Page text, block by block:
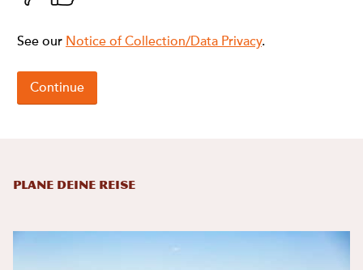
Plane deine Reise